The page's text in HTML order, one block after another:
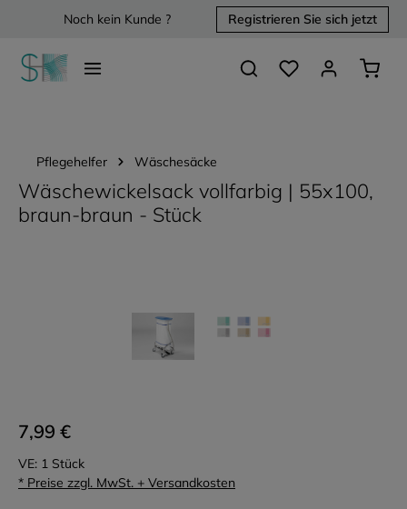
springenNoch kein Kunde ? Registrieren Sie sich jetzt
Du hast 0 Produkte
Pflegehelfer Wäschesäcke
Wäschewickelsack vollfarbig | 55x100,
braun-braun - Stück
7,99 €
VE: 1 Stück
* Preise zzgl. MwSt. + Versandkosten